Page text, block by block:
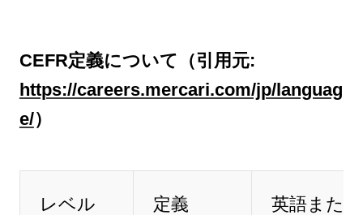
CEFR定義について（引用元:
https://careers.mercari.com/jp/languag
e/）
レベル 定義 英語また